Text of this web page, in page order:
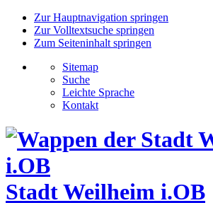
Zur Hauptnavigation springen
Zur Volltextsuche springen
Zum Seiteninhalt springen
Sitemap
Suche
Leichte Sprache
Kontakt
Stadt Weilheim i.OB